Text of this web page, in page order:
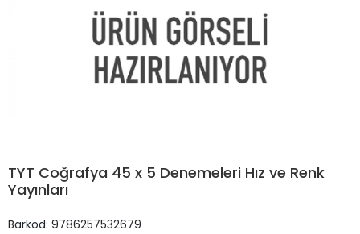
TYT Coğrafya 45 x 5 Denemeleri Hız ve Renk
Yayınları
Barkod: 9786257532679